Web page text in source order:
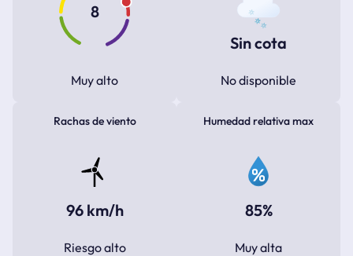
8
Muy alto
Sin cota
No disponible
Rachas de viento
96 km/h
Riesgo alto
Humedad relativa max
85%
Muy alta